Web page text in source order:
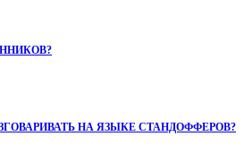
НА ЯЗЫКЕ СТАНДОФФЕРОВ?